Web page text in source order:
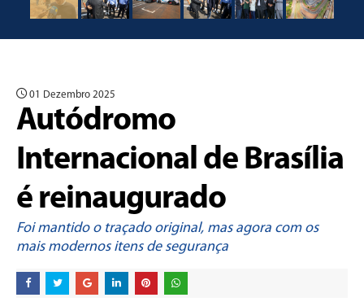
01 Dezembro 2025
Autódromo
Internacional de Brasília
é reinaugurado
Foi mantido o traçado original, mas agora com os
mais modernos itens de segurança